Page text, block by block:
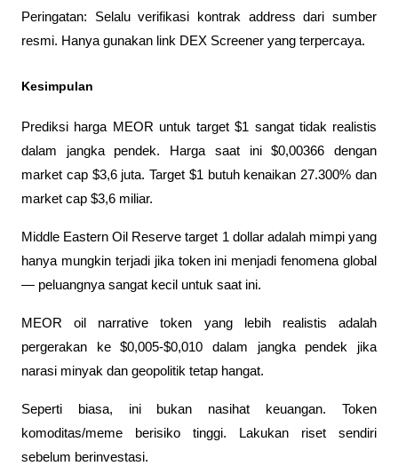
Peringatan: Selalu verifikasi kontrak address dari sumber
resmi. Hanya gunakan link DEX Screener yang terpercaya.
Kesimpulan
Prediksi harga MEOR untuk target $1 sangat tidak realistis
dalam jangka pendek. Harga saat ini $0,00366 dengan
market cap $3,6 juta. Target $1 butuh kenaikan 27.300% dan
market cap $3,6 miliar.
Middle Eastern Oil Reserve target 1 dollar adalah mimpi yang
hanya mungkin terjadi jika token ini menjadi fenomena global
— peluangnya sangat kecil untuk saat ini.
MEOR oil narrative token yang lebih realistis adalah
pergerakan ke $0,005-$0,010 dalam jangka pendek jika
narasi minyak dan geopolitik tetap hangat.
Seperti biasa, ini bukan nasihat keuangan. Token
komoditas/meme berisiko tinggi. Lakukan riset sendiri
sebelum berinvestasi.